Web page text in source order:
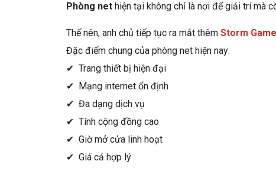
Phòng net hiện tại không chỉ là nơi để giải trí mà
Thế nên, anh chủ tiếp tục ra mắt thêm Storm
Đặc điểm chung của phòng net hiện nay:
✔ Trang thiết bị hiện đại
✔ Mạng internet ổn định
✔ Đa dạng dịch vụ
✔ Tính cộng đồng cao
✔ Giờ mở cửa linh hoạt
✔ Giá cả hợp lý